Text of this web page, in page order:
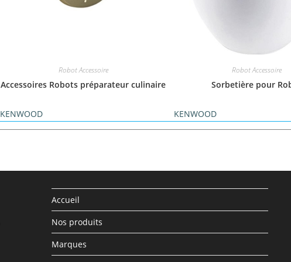
Robot Accessoire
Accessoires Robots préparateur culinaire
KENWOOD
Robot Accessoire
Sorbetière pour
KENWOOD
Accueil
Nos produits
Marques